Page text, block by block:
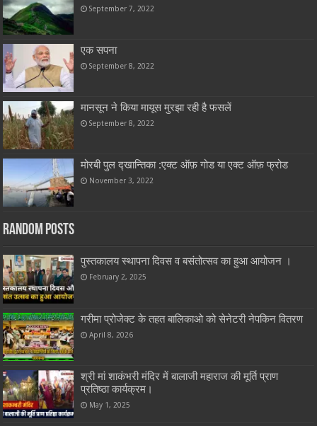
September 7, 2022
एक सपना
September 8, 2022
मानसून ने किया मायूस मुरझा रही है फसलें
September 8, 2022
मोरबी पुल द्खान्तिका :एक्ट ऑफ़ गोड या एक्ट ऑफ़ फ्रोड
November 3, 2022
Random Posts
पुस्तकालय स्थापना दिवस व बसंतोत्सव का हुआ आयोजन ।
February 2, 2025
गरीमा प्रोजेक्ट के तहत बालिकाओ को सेनेटरी नेपकिन वितरण
April 8, 2026
श्री मां शाकंभरी मंदिर में बालाजी महाराज की मूर्ति प्राण
प्रतिष्ठा कार्यक्रम।
May 1, 2025